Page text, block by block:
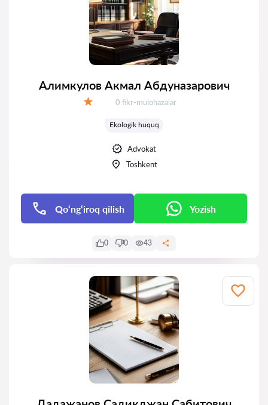
Алимкулов Акмал Абдуназарович
Fikrlar:
0 fikr-mulohazalar
Ekologik huquq
Advokat
Toshkent
Qo‘ng‘iroq qilish Yozish
0 0 43